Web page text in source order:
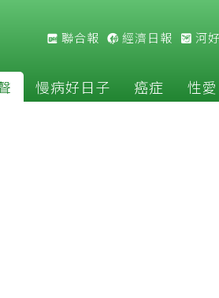
聯合報 經濟日報 河
慢病好日子 癌症 性愛